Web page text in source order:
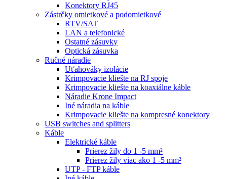
Konektory RJ45
Zástrčky omietkové a podomietkové
RTV/SAT
LAN a telefonické
Ostatné zásuvky
Optická zásuvka
Ručné náradie
Uťahováky izolácie
Krimpovacie kliešte na RJ spoje
Krimpovacie kliešte na koaxiálne káble
Náradie Krone Impact
Iné náradia na káble
Krimpovacie kliešte na kompresné konektory
USB switches and splitters
Káble
Elektrické káble
Prierez žily do 1 -5 mm²
Prierez žily viac ako 1 -5 mm²
UTP - FTP káble